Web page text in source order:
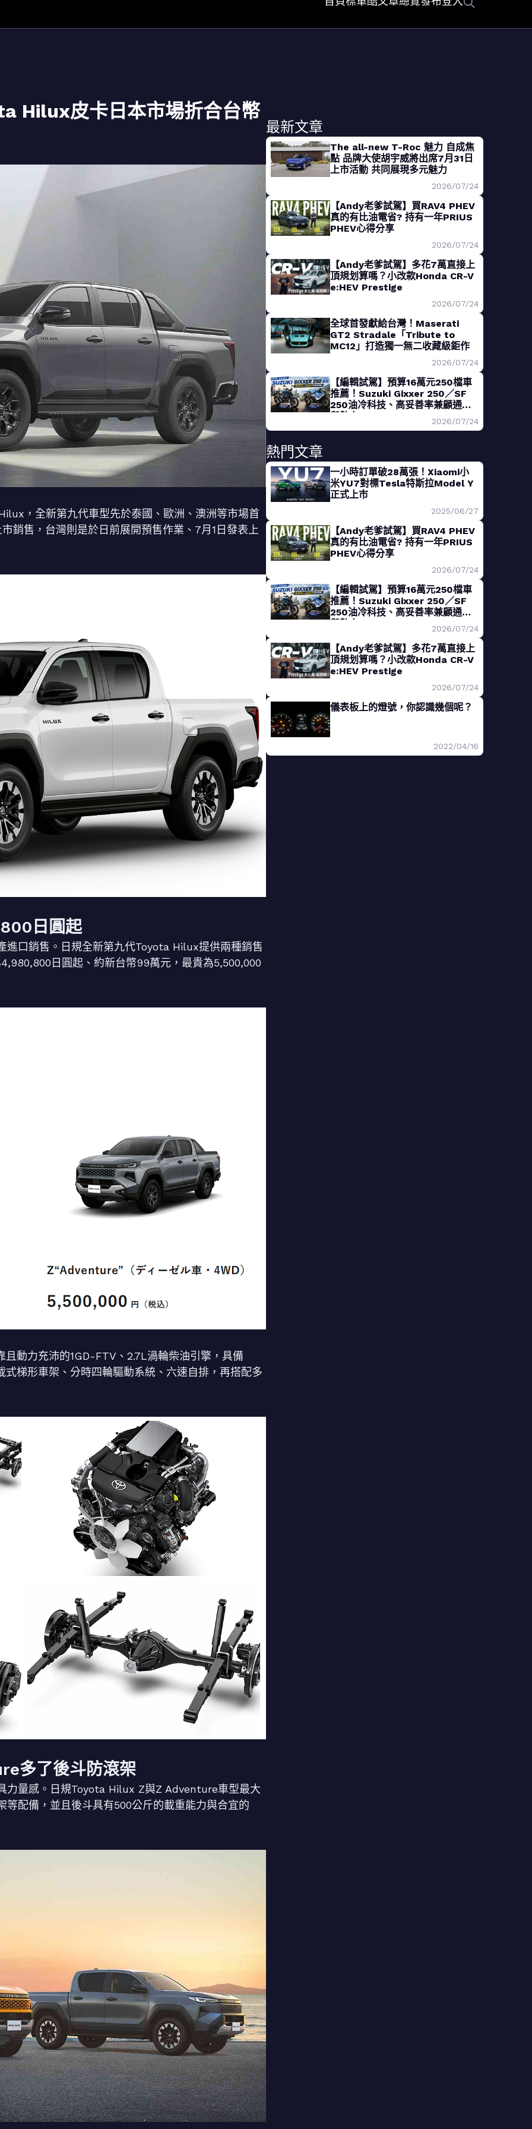
Hilux皮卡日本市場折合台幣
，全新第九代車型先於泰國、歐洲、澳洲等市場首
銷售，台灣則是於日前展開預售作業、7月1日發表上
日圓起
進口銷售。日規全新第九代Toyota Hilux提供兩種銷售
日圓起、約新台幣99萬元，最貴為5,500,000
動力充沛的1GD-FTV、2.7L渦輪柴油引擎，具備
梯形車架、分時四輪驅動系統、六速自排，再搭配多
多了後斗防滾架
力量感。日規Toyota Hilux Z與Z Adventure車型最大
配備，並且後斗具有500公斤的載重能力與合宜的
最新文章
The all-new T-Roc 魅力 自成焦
點 品牌大使胡宇威將出席7月31日
上市活動 共同展現多元魅力
2026/07/24
【Andy老爹試駕】買RAV4 PHEV
真的有比油電省? 持有一年PRIUS
PHEV心得分享
2026/07/24
【Andy老爹試駕】多花7萬直接上
頂規划算嗎？小改款Honda CR-V
e:HEV Prestige
2026/07/24
全球首發獻給台灣！Maserati
GT2 Stradale「Tribute to
MC12」打造獨一無二收藏級鉅作
2026/07/24
【編輯試駕】預算16萬元250檔車
推薦！Suzuki Gixxer 250／SF
250油冷科技、高妥善率兼顧通勤
與熱血
2026/07/24
熱門文章
一小時訂單破28萬張！Xiaomi小
米YU7對標Tesla特斯拉Model Y
正式上市
2025/06/27
【Andy老爹試駕】買RAV4 PHEV
真的有比油電省? 持有一年PRIUS
PHEV心得分享
2026/07/24
【編輯試駕】預算16萬元250檔車
推薦！Suzuki Gixxer 250／SF
250油冷科技、高妥善率兼顧通勤
與熱血
2026/07/24
【Andy老爹試駕】多花7萬直接上
頂規划算嗎？小改款Honda CR-V
e:HEV Prestige
2026/07/24
儀表板上的燈號，你認識幾個呢？
2022/04/16